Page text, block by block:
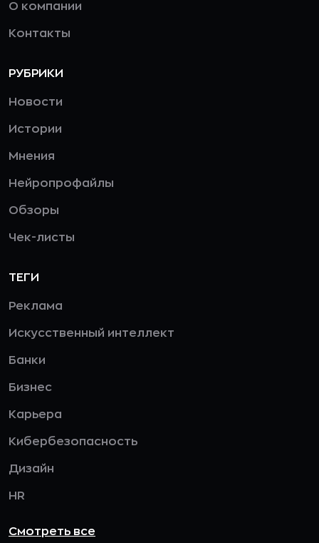
О компании
Контакты
РУБРИКИ
Новости
Истории
Мнения
Нейропрофайлы
Обзоры
Чек-листы
ТЕГИ
Реклама
Искусственный интеллект
Банки
Бизнес
Карьера
Кибербезопасность
Дизайн
HR
Смотреть все